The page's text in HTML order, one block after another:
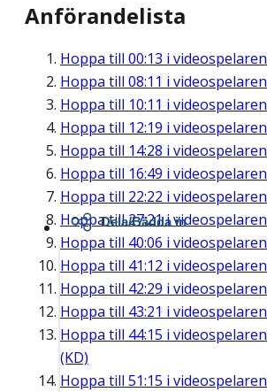
Anförandelista
Hoppa till 00:13 i videospelaren
Hoppa till 08:11 i videospelaren
Hoppa till 10:11 i videospelaren
Hoppa till 12:19 i videospelaren
Hoppa till 14:28 i videospelaren
Hoppa till 16:49 i videospelaren
Hoppa till 22:22 i videospelaren
Hoppa till27:21i videospelaren
Hoppa till 40:06 i videospelaren
Hoppa till 41:12 i videospelaren
Hoppa till 42:29 i videospelaren
Hoppa till 43:21 i videospelaren
Hoppa till 44:15 i videospelaren
(KD)
Hoppa till 51:15 i videospelaren
Dela/Bädda in